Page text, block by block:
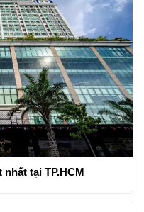
tại TP.HCM